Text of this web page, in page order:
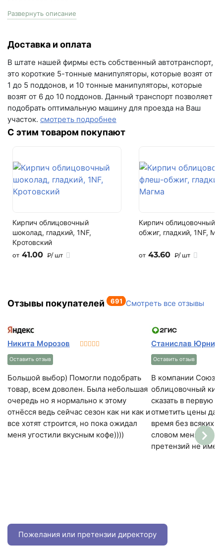
Написать на почту
г.Самара, ул. Садовая, дом 199, помещение Н8
(вывеска "Мир кирпича")
пн-пт с 9:00 до 18:00
+7 (846) 215-16-16
+7 (993) 993-77-22
Написать в Telegram
Написать на почту
F50
D1100
Размеры
188мм длина x 390мм ширина стены x 190мм высота
Расход 1м3
62.5 шт.
Кол-во в 1м2
Вес
14,5 кг
На поддоне
Залог за поддоны
Поддон залоговый, 1 штука стоит - 460 рублей
Состав
стеновой
Номенклатура
СТАНДАРТ ПЛЮС
Кол-во поддонов в машине
24
Кол-во в машине
1440 шт
Развернуть описание
Доставка и оплата
В штате нашей фирмы есть собственный автотранспорт,
это короткие 5-тонные манипуляторы, которые возят от
1 до 5 поддонов, и 10 тонные манипуляторы, которые
возят от 6 до 10 поддонов. Данный транспорт позволяет
подобрать оптимальную машину для проезда на Ваш
участок. смотреть подробнее
С этим товаром покупают
Кирпич облицовочный
шоколад, гладкий, 1NF,
Кротовский
от 41.00 ₽/ шт
Кирпич облицовочный
обжиг, гладкий, 1NF,
от 43.60 ₽/ шт
Отзывы покупателей 691 Смотреть все отзывы
Никита Морозов
Оставить отзыв
Большой выбор) Помогли подобрать
товар, всем доволен. Была небольшая
очередь но я нормально к этому
отнёсся ведь сейчас сезон как ни как и
все хотят строится, но пока ожидал
меня угостили вкусным кофе))))
Станислав
Оставить отзыв
В компании Союз
облицовочный
сказать в первую
отметить цены да
время без всяких
словом меня все
претензий не
Пожелания или претензии директору